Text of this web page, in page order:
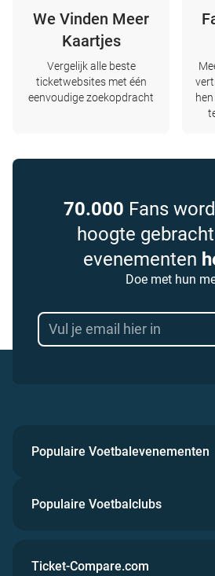
We Vinden Meer
Kaartjes
Vergelijk alle beste
ticketwebsites met één
eenvoudige zoekopdracht
70.000 Fans
hoogte
evenementen
Doe met hun
Populaire Voetbalevenementen
Populaire Voetbalclubs
Ticket-Compare.com